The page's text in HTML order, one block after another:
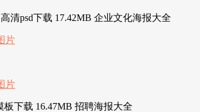
清psd下载 17.42MB 企业文化海报大全
下载 16.47MB 招聘海报大全